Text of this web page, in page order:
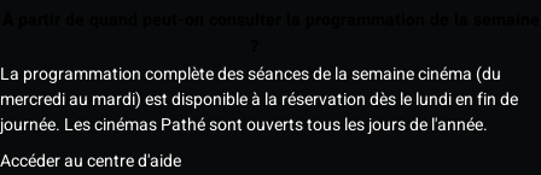
La programmation complète des séances de la semaine cinéma (du
mercredi au mardi) est disponible à la réservation dès le lundi en fin de
journée. Les cinémas Pathé sont ouverts tous les jours de l'année.
Accéder au centre d'aide